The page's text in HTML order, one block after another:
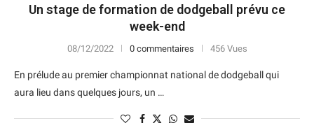
Un stage de formation de dodgeball prévu ce
week-end
08/12/2022 0 commentaires 456 Vues
En prélude au premier championnat national de dodgeball qui
aura lieu dans quelques jours, un …